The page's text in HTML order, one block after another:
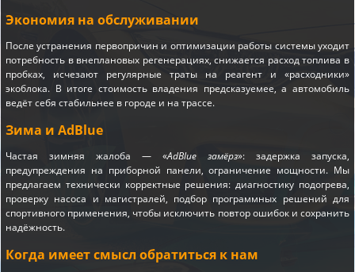
Экономия на обслуживании
После устранения первопричин и оптимизации работы системы уходит
потребность в внеплановых регенерациях, снижается расход топлива в
пробках, исчезают регулярные траты на реагент и «расходники»
экоблока. В итоге стоимость владения предсказуемее, а автомобиль
ведёт себя стабильнее в городе и на трассе.
Зима и AdBlue
Частая зимняя жалоба — «AdBlue замёрз»: задержка запуска,
предупреждения на приборной панели, ограничение мощности. Мы
предлагаем технически корректные решения: диагностику подогрева,
проверку насоса и магистралей, подбор программных решений для
спортивного применения, чтобы исключить повтор ошибок и сохранить
надёжность.
Когда имеет смысл обратиться к нам